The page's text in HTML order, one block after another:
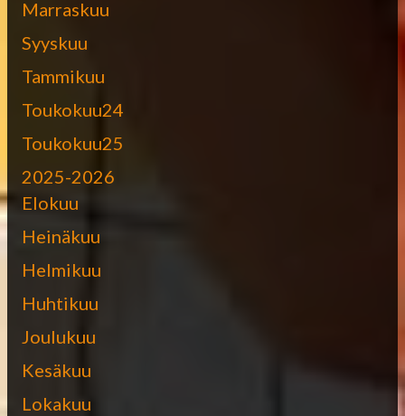
Marraskuu
Syyskuu
Tammikuu
Toukokuu24
Toukokuu25
2025-2026
Elokuu
Heinäkuu
Helmikuu
Huhtikuu
Joulukuu
Kesäkuu
Lokakuu